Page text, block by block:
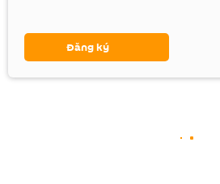
Đăng ký